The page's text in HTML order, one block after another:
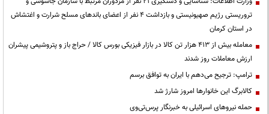
تروریستی رژیم صهیونیستی و بازداشت ۴ نفر از اعضای باندهای مسلح شرارت و اغتشاش
در استان کرمان
معامله بیش از ۴۱۳ هزار تن کالا در بازار فیزیکی بورس کالا / حراج باز و پتروشیمی پیشران
ارزش معاملات روز شدند
ترامپ: ترجیح می‌دهم با ایران به توافق برسم
کالابرگ این خانوارها امروز شارژ شد
حمله نیروهای اسرائیلی به خبرنگار پرس‌تی‌وی